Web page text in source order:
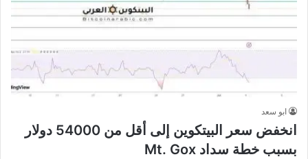
ابو سعد
انخفض سعر البيتكوين إلى أقل من 54000 دولار
بسبب خطة سداد Mt. Gox